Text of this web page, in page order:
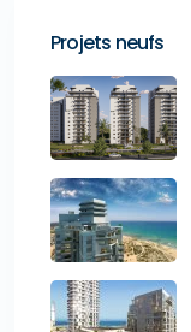
Projets neufs